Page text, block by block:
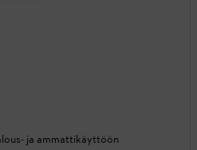
ja ammattikäyttöön